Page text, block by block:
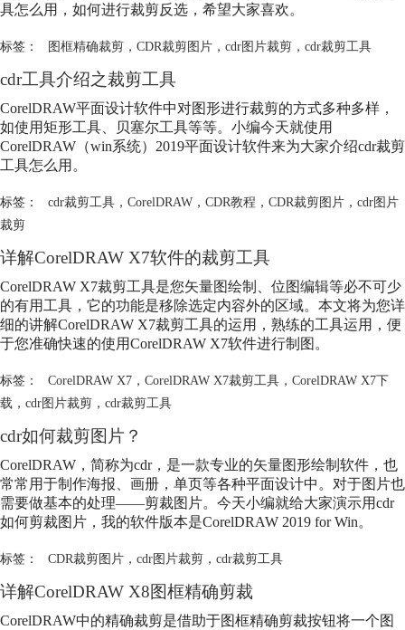
具怎么用，如何进行裁剪反选，希望大家喜欢。
标签： 图框精确裁剪， CDR裁剪图片， cdr图片裁剪， cdr裁剪工具
cdr工具介绍之裁剪工具
CorelDRAW平面设计软件中对图形进行裁剪的方式多种多样，
如使用矩形工具、贝塞尔工具等等。小编今天就使用
CorelDRAW（win系统）2019平面设计软件来为大家介绍cdr裁剪
工具怎么用。
标签： cdr裁剪工具， CorelDRAW， CDR教程 ， CDR裁剪图片， cdr图片
裁剪
详解CorelDRAW X7软件的裁剪工具
CorelDRAW X7裁剪工具是您矢量图绘制、位图编辑等必不可少
的有用工具，它的功能是移除选定内容外的区域。本文将为您详
细的讲解CorelDRAW X7裁剪工具的运用，熟练的工具运用，便
于您准确快速的使用CorelDRAW X7软件进行制图。
标签： CorelDRAW X7， CorelDRAW X7裁剪工具， CorelDRAW X7下
载 ， cdr图片裁剪 ， cdr裁剪工具
cdr如何裁剪图片？
CorelDRAW，简称为cdr，是一款专业的矢量图形绘制软件，也
常常用于制作海报、画册，单页等各种平面设计中。对于图片也
需要做基本的处理——剪裁图片。今天小编就给大家演示用cdr
如何剪裁图片，我的软件版本是CorelDRAW 2019 for Win。
标签： CDR裁剪图片， cdr图片裁剪， cdr裁剪工具
详解CorelDRAW X8图框精确剪裁
CorelDRAW中的精确裁剪是借助于图框精确剪裁按钮将一个图